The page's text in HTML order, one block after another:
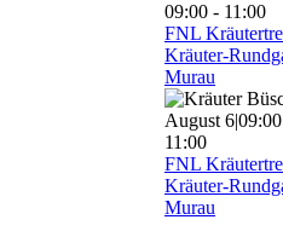
09:00 - 11:00
FNL
Kräuter-
Murau
August 6|09:00
11:00
FNL
Kräuter-
Murau